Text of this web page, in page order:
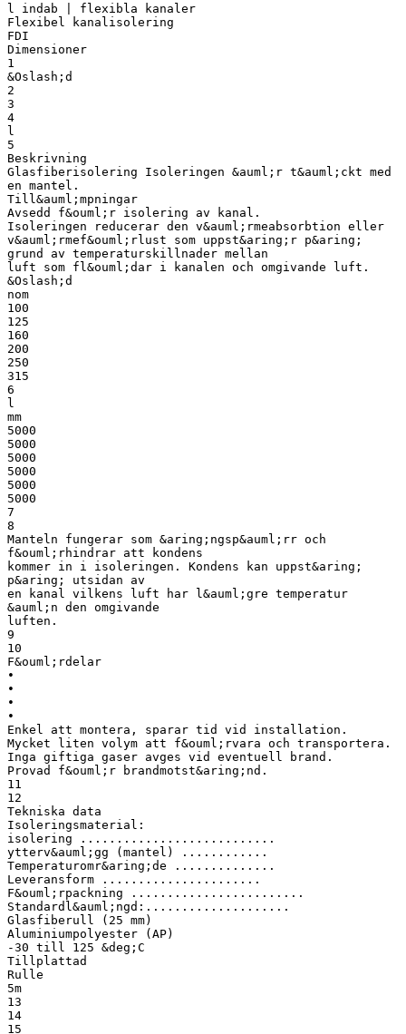
l indab | flexibla kanaler
Flexibel kanalisolering
FDI
Dimensioner
1
&Oslash;d
2
3
4
l
5
Beskrivning
Glasfiberisolering Isoleringen &auml;r t&auml;ckt med
en mantel.
Till&auml;mpningar
Avsedd f&ouml;r isolering av kanal.
Isoleringen reducerar den v&auml;rmeabsorbtion eller
v&auml;rmef&ouml;rlust som uppst&aring;r p&aring;
grund av temperaturskillnader mellan
luft som fl&ouml;dar i kanalen och omgivande luft.
&Oslash;d
nom
100
125
160
200
250
315
6
l
mm
5000
5000
5000
5000
5000
5000
7
8
Manteln fungerar som &aring;ngsp&auml;rr och
f&ouml;rhindrar att kondens
kommer in i isoleringen. Kondens kan uppst&aring;
p&aring; utsidan av
en kanal vilkens luft har l&auml;gre temperatur
&auml;n den omgivande
luften.
9
10
F&ouml;rdelar
•
•
•
•
Enkel att montera, sparar tid vid installation.
Mycket liten volym att f&ouml;rvara och transportera.
Inga giftiga gaser avges vid eventuell brand.
Provad f&ouml;r brandmotst&aring;nd.
11
12
Tekniska data
Isoleringsmaterial:
isolering ...........................
ytterv&auml;gg (mantel) ............
Temperaturomr&aring;de ..............
Leveransform ......................
F&ouml;rpackning ........................
Standardl&auml;ngd:....................
Glasfiberull (25 mm)
Aluminiumpolyester (AP)
-30 till 125 &deg;C
Tillplattad
Rulle
5m
13
14
15